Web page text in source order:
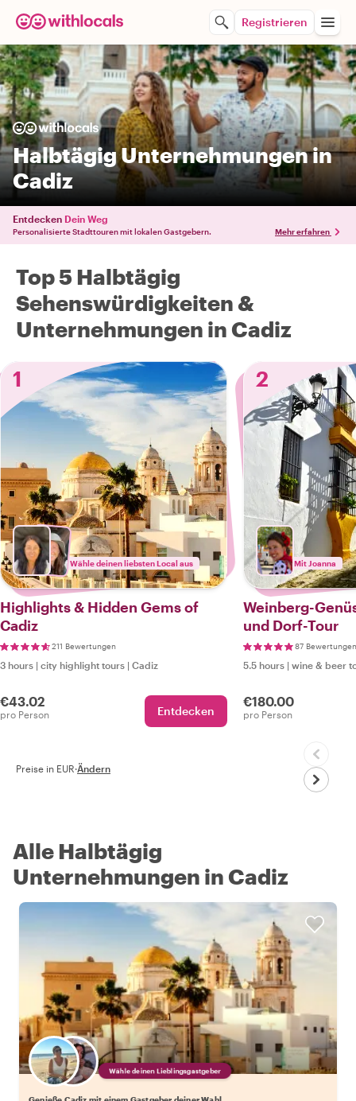
Registrieren
Halbtägig Unternehmungen in
Cadiz
Entdecken Dein Weg
Personalisierte Stadttouren mit lokalen Gastgebern. Mehr erfahren
Top 5 Halbtägig
Sehenswürdigkeiten &
Unternehmungen in Cadiz
1
Wähle deinen liebsten Local aus
Highlights & Hidden Gems of
Cadiz
211 Bewertungen
3 hours | city highlight tours | Cadiz
€43.02
pro Person Entdecken
2
Mit Joanna
Weinberg-
und Dorf-Tour
87 Bewertungen
5.5 hours | wine & beer
€180.00
pro Person
Preise in EUR·Ändern
Alle Halbtägig
Unternehmungen in Cadiz
Wähle deinen Lieblingsgastgeber
Genieße Cadiz mit einem Gastgeber deiner Wahl